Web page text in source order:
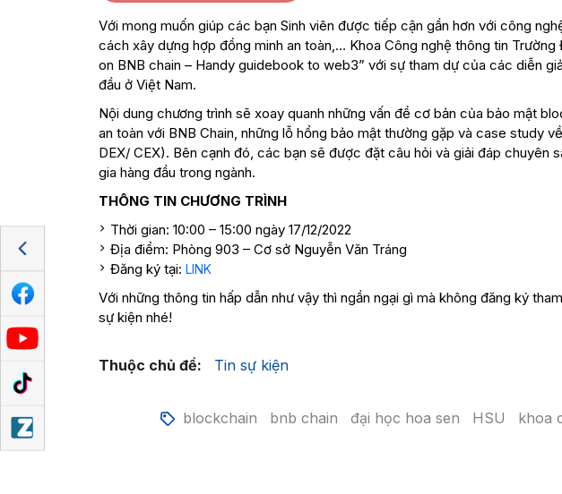
Với mong muốn giúp các bạn Sinh viên được tiếp cận gần hơn với công
cách xây dựng hợp đồng minh an toàn,… Khoa Công nghệ thông tin Trường
on BNB chain – Handy guidebook to web3” với sự tham dự của các diễn
đầu ở Việt Nam.
Nội dung chương trình sẽ xoay quanh những vấn đề cơ bản của bảo mật
an toàn với BNB Chain, những lỗ hổng bảo mật thường gặp và case study
DEX/ CEX). Bên cạnh đó, các bạn sẽ được đặt câu hỏi và giải đáp chuyên
gia hàng đầu trong ngành.
THÔNG TIN CHƯƠNG TRÌNH
Thời gian: 10:00 – 15:00 ngày 17/12/2022
Địa điểm: Phòng 903 – Cơ sở Nguyễn Văn Tráng
Đăng ký tại: LINK
Với những thông tin hấp dẫn như vậy thì ngần ngại gì mà không đăng ký
sự kiện nhé!
Thuộc chủ đề: Tin sự kiện
blockchain bnb chain đại học hoa sen HSU khoa